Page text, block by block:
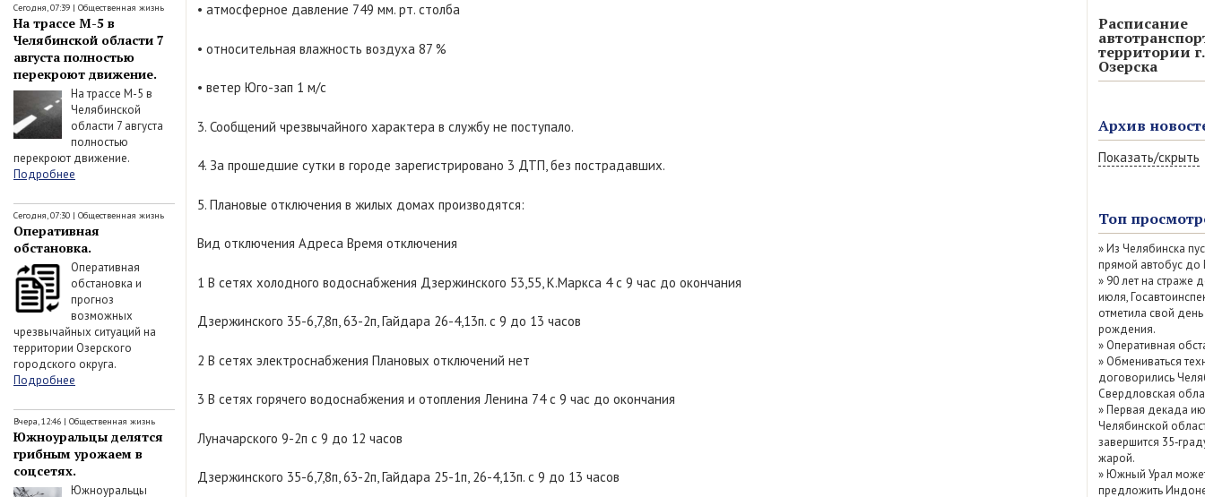
Сегодня, 07:39 | Общественная жизнь
На трассе М-5 в
Челябинской области 7
августа полностью
перекроют движение.
На трассе М-5 в
Челябинской
области 7 августа
полностью
перекроют движение.
Подробнее
Сегодня, 07:30 | Общественная жизнь
Оперативная
обстановка.
Оперативная
обстановка и
прогноз
возможных
чрезвычайных ситуаций на
территории Озерского
городского округа.
Подробнее
Вчера, 12:46 | Общественная жизнь
Южноуральцы делятся
грибным урожаем в
соцсетях.
Южноуральцы
• атмосферное давление 749 мм. рт. столба
• относительная влажность воздуха 87 %
• ветер Юго-зап 1 м/с
3. Сообщений чрезвычайного характера в службу не поступало.
4. За прошедшие сутки в городе зарегистрировано 3 ДТП, без пострадавших.
5. Плановые отключения в жилых домах производятся:
Вид отключения Адреса Время отключения
1 В сетях холодного водоснабжения Дзержинского 53,55, К.Маркса 4 с 9 час до окончания
Дзержинского 35-6,7,8п, 63-2п, Гайдара 26-4,13п. с 9 до 13 часов
2 В сетях электроснабжения Плановых отключений нет
3 В сетях горячего водоснабжения и отопления Ленина 74 с 9 час до окончания
Луначарского 9-2п с 9 до 12 часов
Дзержинского 35-6,7,8п, 63-2п, Гайдара 25-1п, 26-4,13п. с 9 до 13 часов
Расписание
территории г.
Озерска
Архив
Показать/скрыть
Июль 2026 (77)
Июнь 2026 (52)
Май 2026 (69)
Апрель 2026
Март 2026 (79)
Показать /
архив
Топ
»Из Челябинска
прямой автобус
» 90 лет на страже
июля,
отметила свой день
рождения.
» Оперативная
» Обмениваться
договорились
Свердловская
»Первая декада
Челябинской
завершится
жарой.
»Южный Урал
предложить